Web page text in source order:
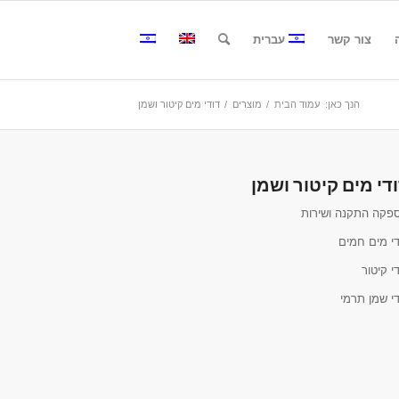
צור קשר עברית
הנך כאן: עמוד הבית / מוצרים / דודי מים קיטור ושמן
מים קיטור ושמן
התקנה ושירות
מים חמים
קיטור
שמן תרמי